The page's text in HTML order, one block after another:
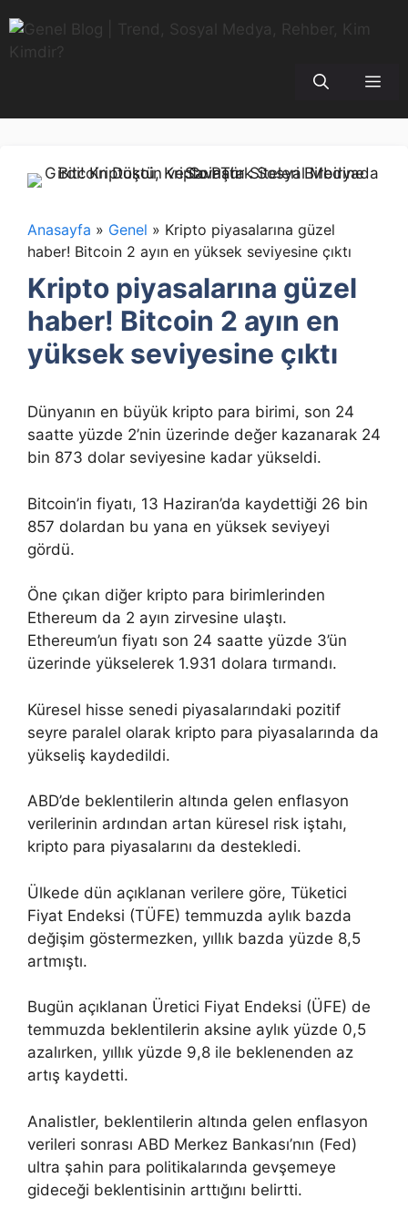
atla
Anasayfa » Genel » Kripto piyasalarına güzel
haber! Bitcoin 2 ayın en yüksek seviyesine çıktı
Kripto piyasalarına güzel
haber! Bitcoin 2 ayın en
yüksek seviyesine çıktı
Dünyanın en büyük kripto para birimi, son 24
saatte yüzde 2’nin üzerinde değer kazanarak 24
bin 873 dolar seviyesine kadar yükseldi.
Bitcoin’in fiyatı, 13 Haziran’da kaydettiği 26 bin
857 dolardan bu yana en yüksek seviyeyi
gördü.
Öne çıkan diğer kripto para birimlerinden
Ethereum da 2 ayın zirvesine ulaştı.
Ethereum’un fiyatı son 24 saatte yüzde 3’ün
üzerinde yükselerek 1.931 dolara tırmandı.
Küresel hisse senedi piyasalarındaki pozitif
seyre paralel olarak kripto para piyasalarında da
yükseliş kaydedildi.
ABD’de beklentilerin altında gelen enflasyon
verilerinin ardından artan küresel risk iştahı,
kripto para piyasalarını da destekledi.
Ülkede dün açıklanan verilere göre, Tüketici
Fiyat Endeksi (TÜFE) temmuzda aylık bazda
değişim göstermezken, yıllık bazda yüzde 8,5
artmıştı.
Bugün açıklanan Üretici Fiyat Endeksi (ÜFE) de
temmuzda beklentilerin aksine aylık yüzde 0,5
azalırken, yıllık yüzde 9,8 ile beklenenden az
artış kaydetti.
Analistler, beklentilerin altında gelen enflasyon
verileri sonrası ABD Merkez Bankası’nın (Fed)
ultra şahin para politikalarında gevşemeye
gideceği beklentisinin arttığını belirtti.